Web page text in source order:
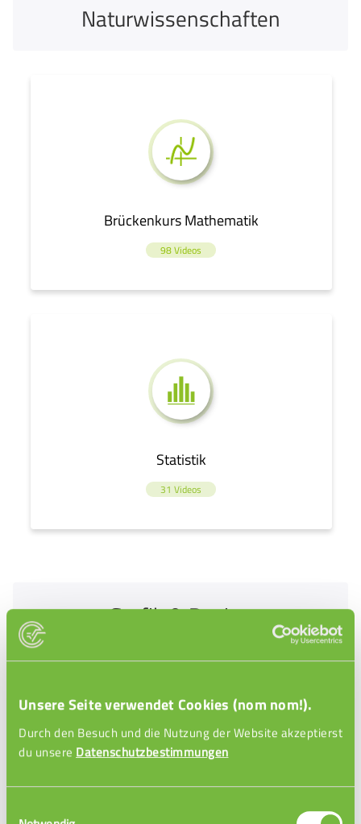
Unsere Seite verwendet Cookies (nom nom!).
Durch den Besuch und die Nutzung der Website akzeptierst
du unsere Datenschutzbestimmungen
Naturwissenschaften
Brückenkurs Mathematik
98 Videos
Statistik
31 Videos
Grafik & Design